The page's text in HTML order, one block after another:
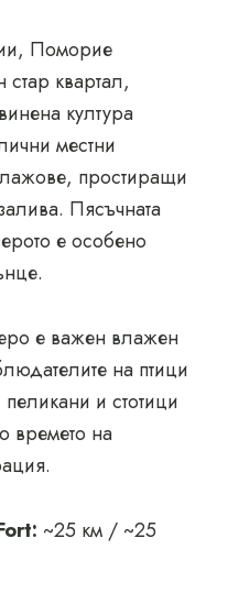
Поморие
стар квартал,
култура
местни
простиращи
Пясъчната
е особено
е важен влажен
на птици
и стотици
времето на
~25 км / ~25